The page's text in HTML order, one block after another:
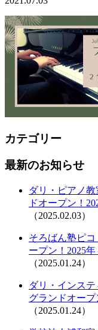
カテゴリー
最新のお知らせ
ダリ・ピアノ
ドオープン！
（2025.02.03）
そろばん塾ピ
ープン！2025年
（2025.01.24）
ダリ・インス
グランドオー
（2025.01.24）